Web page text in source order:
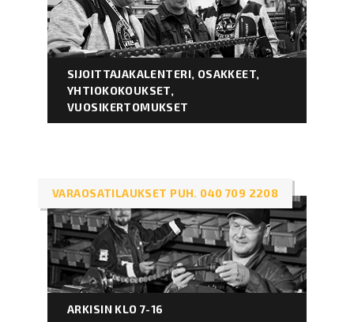
SIJOITTAJAKALENTERI, OSAKKEET,
YHTIOKOKOUKSET,
VUOSIKERTOMUKSET
VARAOSATILAUKSET PUH. 040 709 2208
ARKISIN KLO 7-16